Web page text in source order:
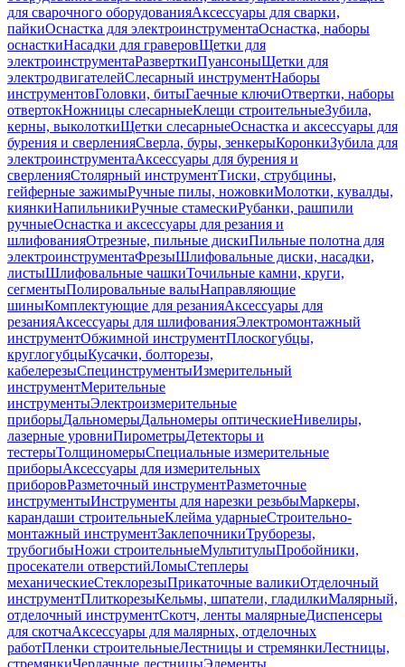
для сварочного оборудованияАксессуары для сварки,
пайкиОснастка для электроинструментаОснастка, наборы
оснасткиНасадки для граверовЩетки для
электроинструментаРазверткиПуансоныЩетки для
электродвигателейСлесарный инструментНаборы
инструментовГоловки, битыГаечные ключиОтвертки, наборы
отвертокНожницы слесарныеКлещи строительныеЗубила,
керны, выколоткиЩетки слесарныеОснастка и аксессуары для
бурения и сверленияСверла, буры, зенкерыКоронкиЗубила для
электроинструментаАксессуары для бурения и
сверленияСтолярный инструментТиски, струбцины,
гейферные зажимыРучные пилы, ножовкиМолотки, кувалды,
киянкиНапильникиРучные стамескиРубанки, рашпили
ручныеОснастка и аксессуары для резания и
шлифованияОтрезные, пильные дискиПильные полотна для
электроинструментаФрезыШлифовальные диски, насадки,
листыШлифовальные чашкиТочильные камни, круги,
сегментыПолировальные валыНаправляющие
шиныКомплектующие для резанияАксессуары для
резанияАксессуары для шлифованияЭлектромонтажный
инструментОбжимной инструментПлоскогубцы,
круглогубцыКусачки, болторезы,
кабелерезыСпецинструментыИзмерительный
инструментМерительные
инструментыЭлектроизмерительные
приборыДальномерыДальномеры оптическиеНивелиры,
лазерные уровниПирометрыДетекторы и
тестерыТолщиномерыСпециальные измерительные
приборыАксессуары для измерительных
приборовРазметочный инструментРазметочные
инструментыИнструменты для нарезки резьбыМаркеры,
карандаши строительныеКлейма ударныеСтроительно-
монтажный инструментЗаклепочникиТруборезы,
трубогибыНожи строительныеМультитулыПробойники,
просекатели отверстийЛомыСтеплеры
механическиеСтеклорезыПрикаточные валикиОтделочный
инструментПлиткорезыКельмы, шпатели, гладилкиМалярный,
отделочный инструментСкотч, ленты малярныеДиспенсеры
для скотчаАксессуары для малярных, отделочных
работПленки строительныеЛестницы и стремянкиЛестницы,
стремянкиЧердачные лестницыЭлементы